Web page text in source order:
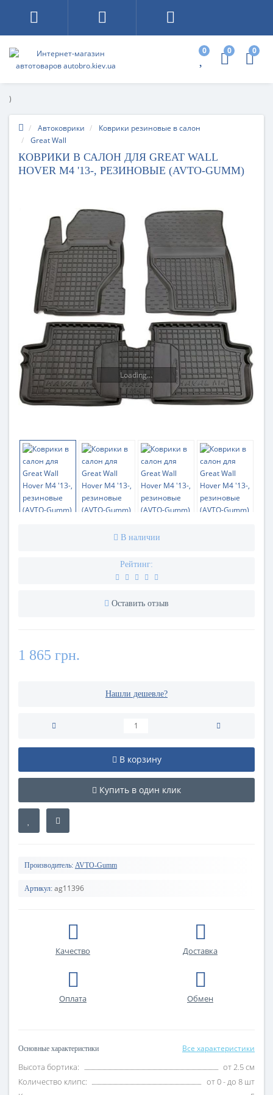
0 0 0
)
Автоковрики
Коврики резиновые в салон
Great Wall
КОВРИКИ В САЛОН ДЛЯ GREAT WALL
HOVER M4 '13-, РЕЗИНОВЫЕ (AVTO-GUMM)
Loading...
В наличии
Рейтинг:
Оставить отзыв
1 865 грн.
Нашли дешевле?
В корзину
Купить в один клик
Производитель: AVTO-Gumm
Артикул: ag11396
Качество Доставка
Оплата Обмен
Основные характеристики Все характеристики
Высота бортика:
от 2.5 см
Количество клипс:
от 0 - до 8 шт